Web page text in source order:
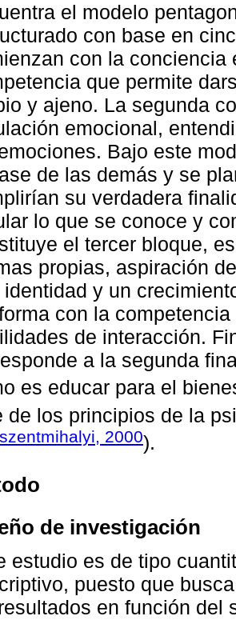
el modelo
con base en
con la
que permite
y ajeno. La segunda
emocional,
Bajo este
de las demás y se
su verdadera
lo que se conoce y
el tercer bloque,
propias, aspiración
identidad y un
con la
de interacción.
a la segunda
es educar para el
de los principios de la
2000).
de investigación
estudio es de tipo
puesto que
en función del